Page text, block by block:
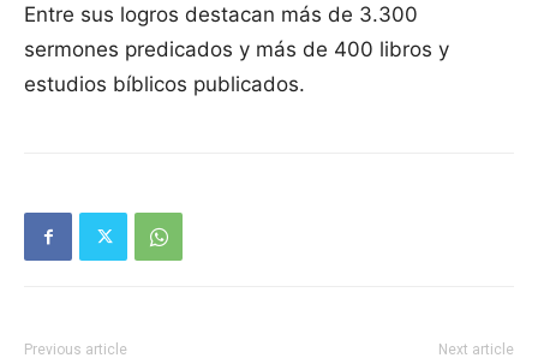
Entre sus logros destacan más de 3.300
sermones predicados y más de 400 libros y
estudios bíblicos publicados.
Previous article Next article